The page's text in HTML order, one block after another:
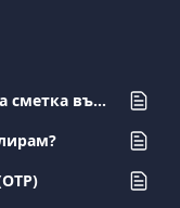
Как мога да преведа пари от моята сметка във Viva.com към друга сметка във Viva.com?